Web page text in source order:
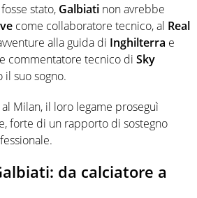
stato, Galbiati non avrebbe
come collaboratore tecnico, al Real
alla guida di Inghilterra e
commentatore tecnico di Sky
il suo sogno.
Milan, il loro legame proseguì
forte di un rapporto di sostegno
da calciatore a